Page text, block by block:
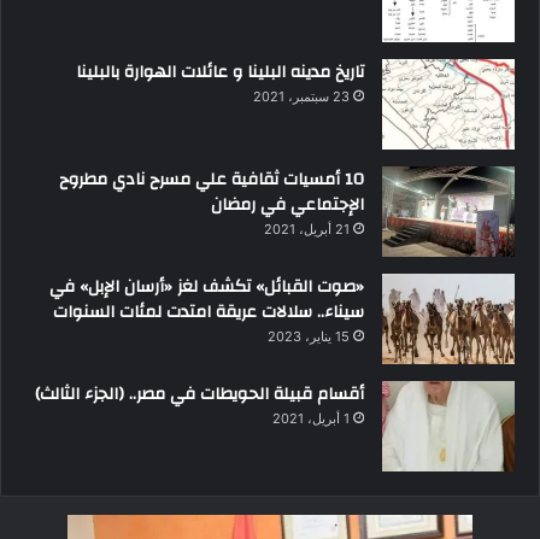
تاريخ مدينه البلينا و عائلات الهوارة بالبلينا
23 سبتمبر، 2021
10 أمسيات ثقافية علي مسرح نادي مطروح
الإجتماعي في رمضان
21 أبريل، 2021
«صوت القبائل» تكشف لغز «أرسان الإبل» في
سيناء.. سلالات عريقة امتدت لمئات السنوات
15 يناير، 2023
أقسام قبيلة الحويطات في مصر.. (الجزء الثالث)
1 أبريل، 2021